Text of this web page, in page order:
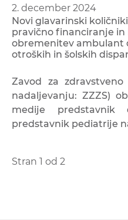
2. december 2024
Novi glavarinski
pravično financiranje
obremenitev ambulant
otroških in šolskih
Zavod za
nadaljevanju: ZZZS)
medije predstavnik
predstavnik pediatrije
Stran 1 od 2